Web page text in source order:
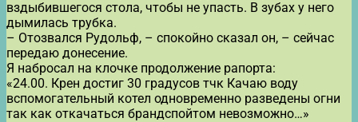
вздыбившегося стола, чтобы не упасть. В зубах у него
дымилась трубка.
– Отозвался Рудольф, – спокойно сказал он, – сейчас
передаю донесение.
Я набросал на клочке продолжение рапорта:
«24.00. Крен достиг 30 градусов тчк Качаю воду
вспомогательный котел одновременно разведены огни
так как откачаться брандспойтом невозможно…»